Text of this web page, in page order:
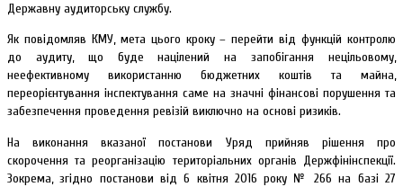
Державну аудиторську службу.
Як повідомляв КМУ, мета цього кроку – перейти від функцій контролю
до аудиту, що буде націлений на запобігання нецільовому,
неефективному використанню бюджетних коштів та майна,
переорієнтування інспектування саме на значні фінансові порушення та
забезпечення проведення ревізій виключно на основі ризиків.
На виконання вказаної постанови Уряд прийняв рішення про
скорочення та реорганізацію територіальних органів Держфінінспекції.
Зокрема, згідно постанови від 6 квітня 2016 року № 266 на базі 27